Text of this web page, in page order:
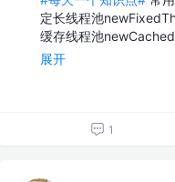
定长线程池
缓存线程池
展开
1